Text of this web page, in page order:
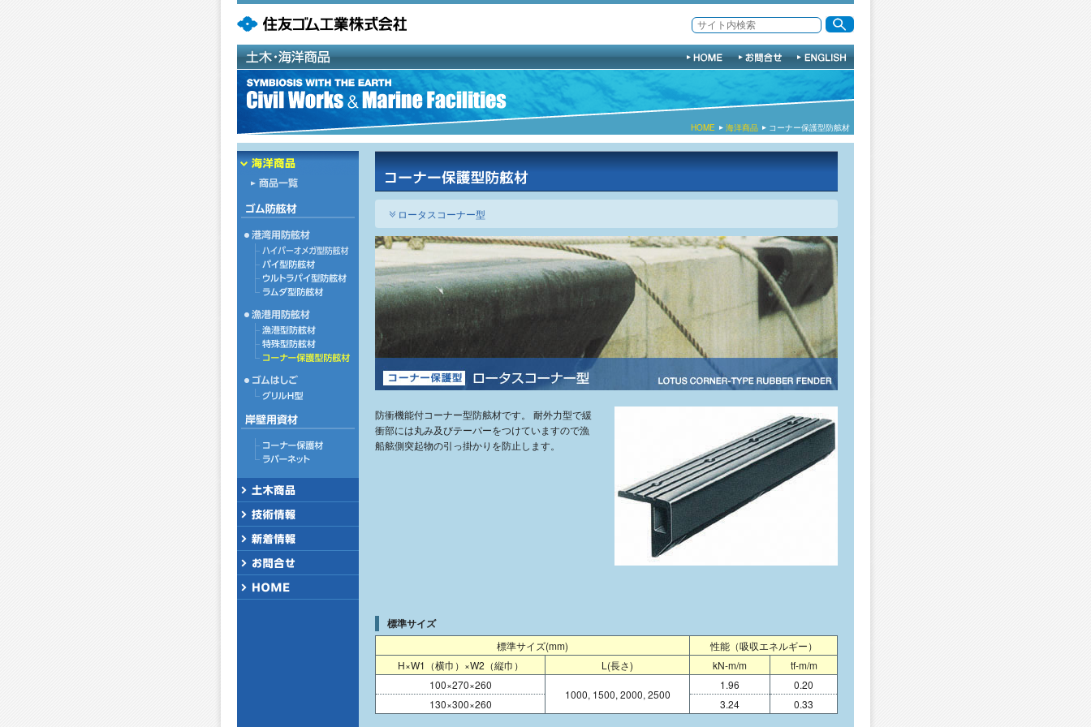
HOME 海洋商品 コーナー保護型防舷材
ロータスコーナー型
防衝機能付コーナー型防舷材です。 耐外力型で緩
衝部には丸み及びテーパーをつけていますので漁
船舷側突起物の引っ掛かりを防止します。
標準サイズ
標準サイズ(mm)
性能（吸収エネルギー）
H×W1（横巾）×W2（縦巾）
L(長さ) kN-m/m
tf-m/m
100×270×260
1000, 1500, 2000, 2500
1.96
0.20
130×300×260
3.24 0.33